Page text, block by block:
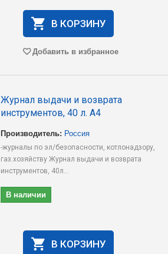
В КОРЗИНУ
Добавить в избранное
Журнал выдачи и возврата
инструментов, 40 л. А4
Производитель: Россия
-журналы по эл/безопасности, котлонадзору,
газ.хозяйству Журнал выдачи и возврата
инструментов, 40л...
В наличии
В КОРЗИНУ